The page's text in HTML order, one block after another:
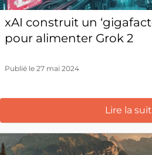
xAI construit un
pour alimenter Grok 2
Publié le 27 mai 2024
Lire la